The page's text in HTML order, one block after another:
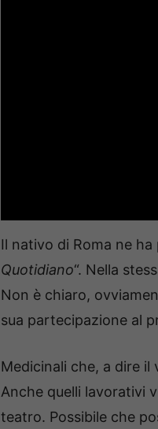
Il nativo di Roma ne
Quotidiano“. Nella
Non è chiaro,
sua partecipazione al
Medicinali che, a dire il
Anche quelli lavorativi
teatro. Possibile che